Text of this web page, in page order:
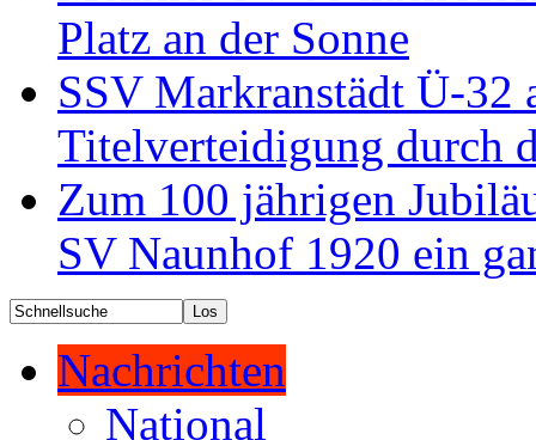
Platz an der Sonne
SSV Markranstädt Ü-32
Titelverteidigung durch
Zum 100 jährigen
SV Naunhof 1920 ein
Nachrichten
National